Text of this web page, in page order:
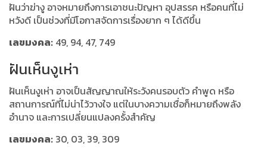
ฝันว่าฆ่างู อาจหมายถึงการเอาชนะปัญหา อุปสรรค หรือคนที่ไม่
หวังดี เป็นช่วงที่มีโอกาสจัดการเรื่องยาก ๆ ได้ดีขึ้น
เลขมงคล: 49, 94, 47, 749
ฝันเห็นงูเห่า
ฝันเห็นงูเห่า อาจเป็นสัญญาณให้ระวังคนรอบตัว คำพูด หรือ
สถานการณ์ที่ไม่น่าไว้วางใจ แต่ในบางความเชื่อก็หมายถึงพลัง
อำนาจ และการเปลี่ยนแปลงครั้งสำคัญ
เลขมงคล: 30, 03, 39, 309